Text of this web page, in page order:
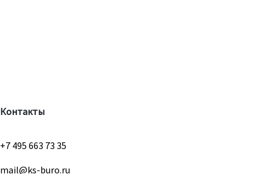
Контакты
+7 495 663 73 35
mail@ks-buro.ru